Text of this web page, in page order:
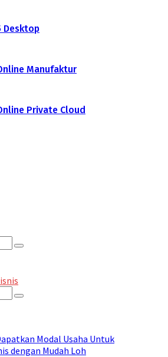
Desktop
Manufaktur
Private Cloud
Search
Search
Modal Usaha Untuk
dengan Mudah Loh